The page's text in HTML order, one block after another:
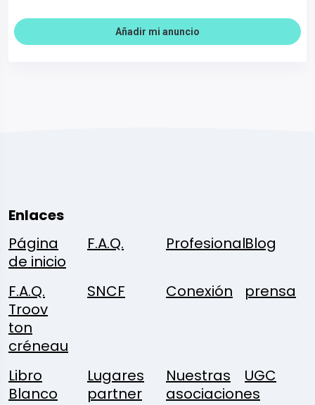
Añadir mi anuncio
Enlaces
Página
de inicio
F.A.Q. ProfesionalBlog
F.A.Q.
Troov
ton
créneau
SNCF Conexión prensa
Libro
Blanco
Lugares
partner
Nuestras
asociaciones
UGC